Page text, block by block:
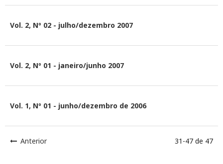
Vol. 2, Nº 02 - julho/dezembro 2007
Vol. 2, Nº 01 - janeiro/junho 2007
Vol. 1, Nº 01 - junho/dezembro de 2006
Anterior 31-47 de 47